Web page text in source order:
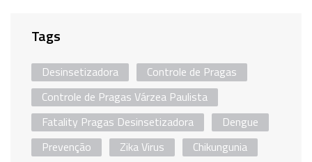
Tags
Desinsetizadora
Controle de Pragas
Controle de Pragas Várzea Paulista
Fatality Pragas Desinsetizadora
Dengue
Prevenção
Zika Virus
Chikungunia